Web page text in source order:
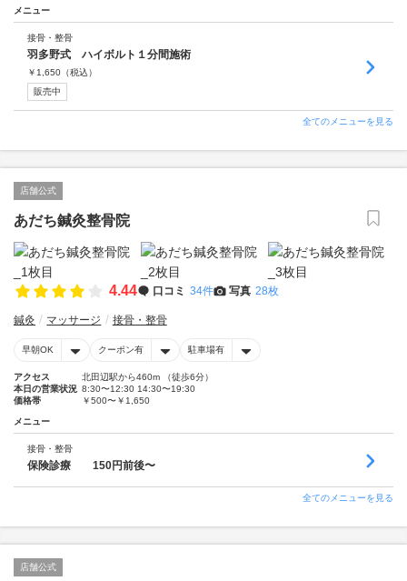
メニュー
接骨・整骨
羽多野式 ハイボルト１分間施術
￥ 1,650 （税込）
販売中
全てのメニューを見る
店舗公式
あだち鍼灸整骨院
4.44 口コミ 34件 写真 28枚
鍼灸 マッサージ 接骨・整骨
早朝OK クーポン有 駐車場有
アクセス
北田辺駅から460m （徒歩6分）
本日の営業状況 8:30〜12:30 14:30〜19:30
価格帯
￥500〜￥1,650
メニュー
接骨・整骨
保険診療 150円前後〜
全てのメニューを見る
店舗公式